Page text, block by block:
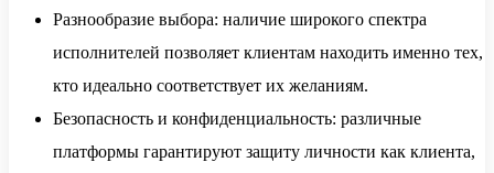
Разнообразие выбора: наличие широкого спектра
исполнителей позволяет клиентам находить именно тех,
кто идеально соответствует их желаниям.
Безопасность и конфиденциальность: различные
платформы гарантируют защиту личности как клиента,